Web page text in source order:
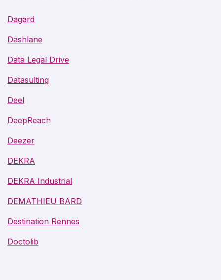
Dagard
Dashlane
Data Legal Drive
Datasulting
Deel
DeepReach
Deezer
DEKRA
DEKRA Industrial
DEMATHIEU BARD
Destination Rennes
Doctolib